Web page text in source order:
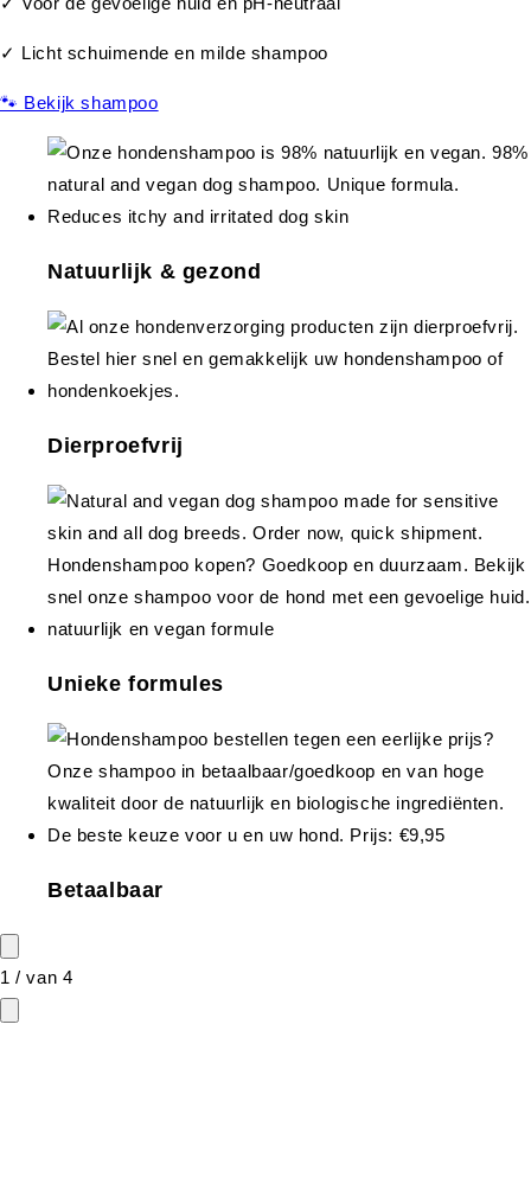
✓ Licht schuimende en milde shampoo
🐾 Bekijk shampoo
Natuurlijk & gezond
Dierproefvrij
Unieke formules
Betaalbaar
1 /van 4